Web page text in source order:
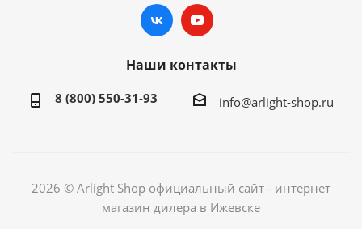
Наши контакты
8 (800) 550-31-93 info@arlight-shop.ru
2026 © Arlight Shop официальный сайт - интернет
магазин дилера в Ижевске